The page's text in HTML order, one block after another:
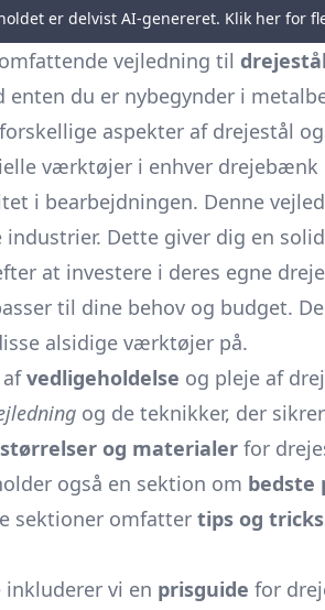
er delvist AI-genereret. Klik her for
vejledning til drejestål
enten du er nybegynder i
aspekter af drejestål
værktøjer i enhver drejebænk
i bearbejdningen. Denne
industrier. Dette giver dig en
at investere i deres egne
til dine behov og budget.
alsidige værktøjer på.
vedligeholdelse og pleje af
og de teknikker, der
størrelser og materialer for
også en sektion om bedste
sektioner omfatter tips og tricks
inkluderer vi en prisguide for